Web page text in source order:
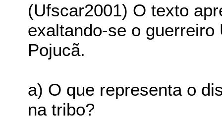
(Ufscar2001) O texto
exaltando-se o
Pojucã.
a) O que representa o
na tribo?